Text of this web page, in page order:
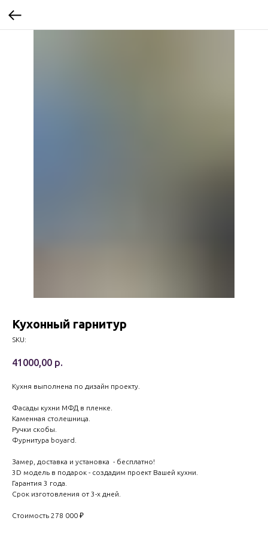
Кухонный гарнитур
SKU:
41000,00 р.
Кухня выполнена по дизайн проекту.
Фасады кухни МФД в пленке.
Каменная столешница.
Ручки скобы.
Фурнитура boyard.
Замер, доставка и установка - бесплатно!
3D модель в подарок - создадим проект Вашей кухни.
Гарантия 3 года.
Срок изготовления от 3-х дней.
Стоимость 278 000 ₽